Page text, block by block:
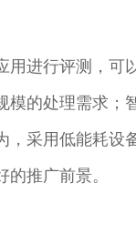
用进行评测，
模的处理需求
，采用低能耗
推广前景。